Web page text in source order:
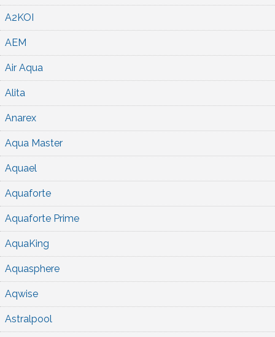
A2KOI
AEM
Air Aqua
Alita
Anarex
Aqua Master
Aquael
Aquaforte
Aquaforte Prime
AquaKing
Aquasphere
Aqwise
Astralpool